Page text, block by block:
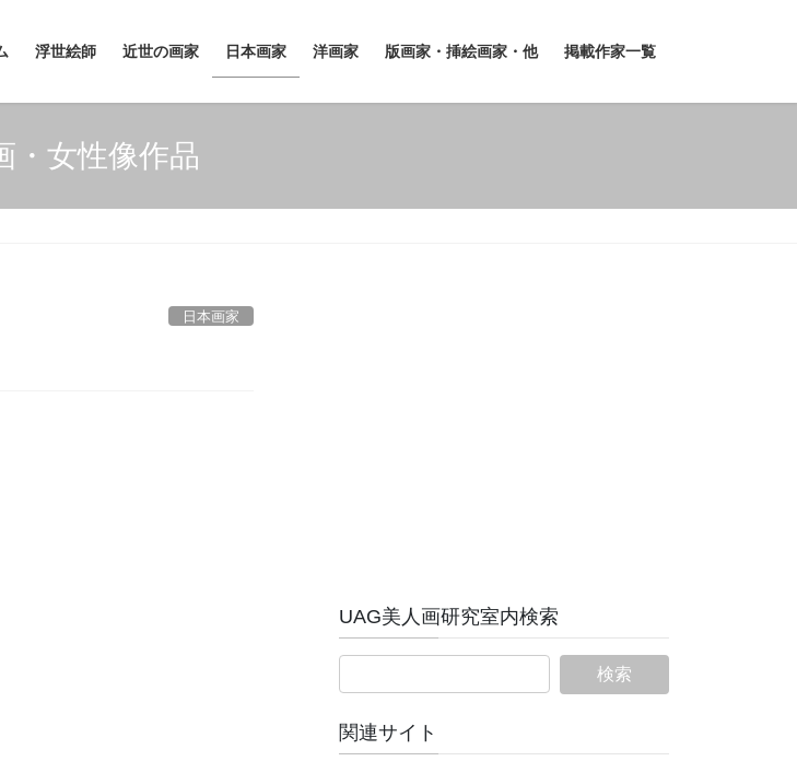
浮世絵師 近世の画家 日本画家 洋画家 版画家・挿絵画家・他 掲載作家一覧
・女性像作品
日本画家
UAG美人画研究室内検索
関連サイト